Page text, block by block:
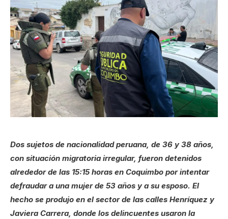
Dos sujetos de nacionalidad peruana, de 36 y 38 años,
con situación migratoria irregular, fueron detenidos
alrededor de las 15:15 horas en Coquimbo por intentar
defraudar a una mujer de 53 años y a su esposo. El
hecho se produjo en el sector de las calles Henríquez y
Javiera Carrera, donde los delincuentes usaron la